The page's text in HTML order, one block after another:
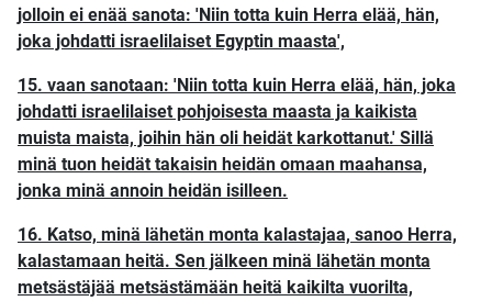
jolloin ei enää sanota: 'Niin totta kuin Herra elää, hän,
joka johdatti israelilaiset Egyptin maasta',
15. vaan sanotaan: 'Niin totta kuin Herra elää, hän, joka
johdatti israelilaiset pohjoisesta maasta ja kaikista
muista maista, joihin hän oli heidät karkottanut.' Sillä
minä tuon heidät takaisin heidän omaan maahansa,
jonka minä annoin heidän isilleen.
16. Katso, minä lähetän monta kalastajaa, sanoo Herra,
kalastamaan heitä. Sen jälkeen minä lähetän monta
metsästäjää metsästämään heitä kaikilta vuorilta,